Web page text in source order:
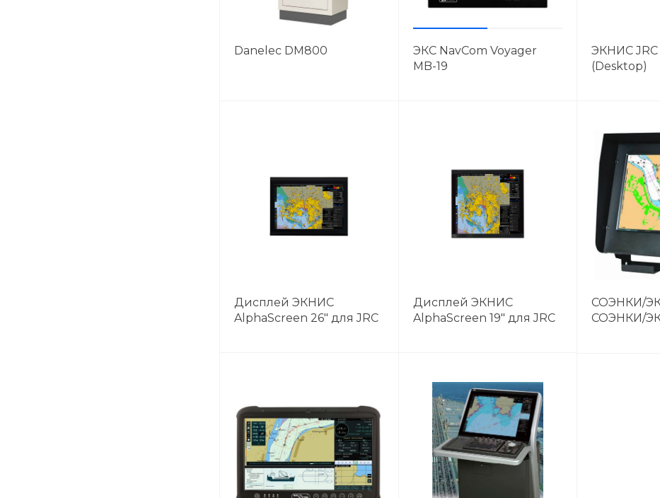
Danelec DM800
ЭКС NavCom Voyager
MB-19
ЭКНИС JRC
(Desktop)
Дисплей ЭКНИС
AlphaScreen 26" для JRC
Дисплей ЭКНИС
AlphaScreen 19" для JRC
СОЭНКИ/
СОЭНКИ/